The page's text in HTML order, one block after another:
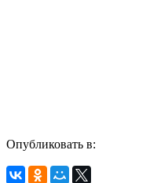
Опубликовать в: